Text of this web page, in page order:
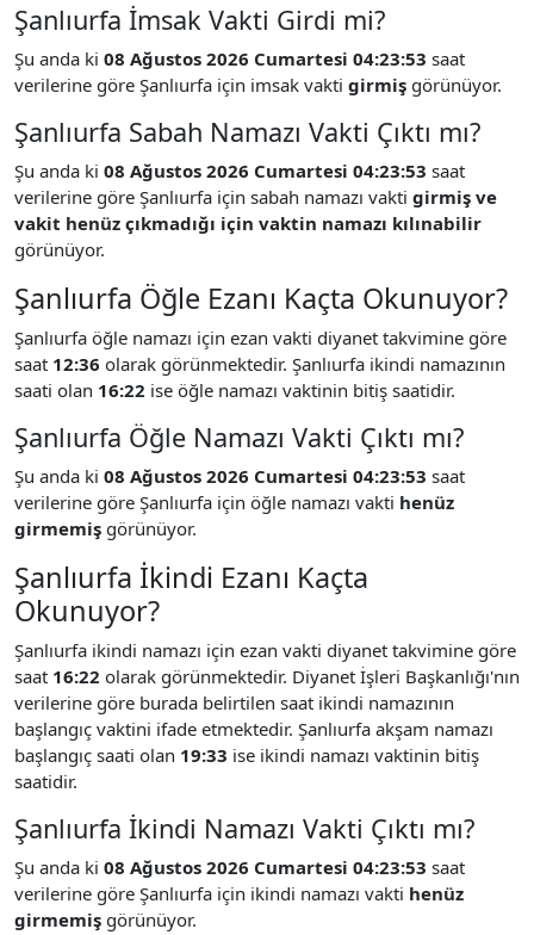
Şanlıurfa İmsak Vakti Girdi mi?
Şu anda ki 08 Ağustos 2026 Cumartesi 04:23:53 saat
verilerine göre Şanlıurfa için imsak vakti girmiş görünüyor.
Şanlıurfa Sabah Namazı Vakti Çıktı mı?
Şu anda ki 08 Ağustos 2026 Cumartesi 04:23:53 saat
verilerine göre Şanlıurfa için sabah namazı vakti girmiş ve
vakit henüz çıkmadığı için vaktin namazı kılınabilir
görünüyor.
Şanlıurfa Öğle Ezanı Kaçta Okunuyor?
Şanlıurfa öğle namazı için ezan vakti diyanet takvimine göre
saat 12:36 olarak görünmektedir. Şanlıurfa ikindi namazının
saati olan 16:22 ise öğle namazı vaktinin bitiş saatidir.
Şanlıurfa Öğle Namazı Vakti Çıktı mı?
Şu anda ki 08 Ağustos 2026 Cumartesi 04:23:53 saat
verilerine göre Şanlıurfa için öğle namazı vakti henüz
girmemiş görünüyor.
Şanlıurfa İkindi Ezanı Kaçta
Okunuyor?
Şanlıurfa ikindi namazı için ezan vakti diyanet takvimine göre
saat 16:22 olarak görünmektedir. Diyanet İşleri Başkanlığı'nın
verilerine göre burada belirtilen saat ikindi namazının
başlangıç vaktini ifade etmektedir. Şanlıurfa akşam namazı
başlangıç saati olan 19:33 ise ikindi namazı vaktinin bitiş
saatidir.
Şanlıurfa İkindi Namazı Vakti Çıktı mı?
Şu anda ki 08 Ağustos 2026 Cumartesi 04:23:53 saat
verilerine göre Şanlıurfa için ikindi namazı vakti henüz
girmemiş görünüyor.